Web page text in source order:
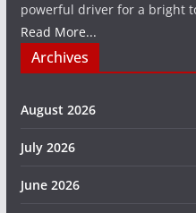
powerful driver for a bright
Read More...
Archives
August 2026
July 2026
June 2026